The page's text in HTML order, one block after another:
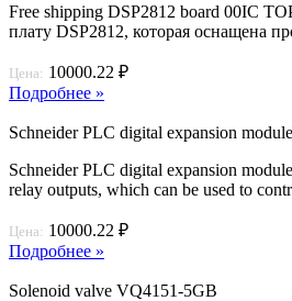
Free shipping DSP2812 board 00IC
плату DSP2812, которая оснащена
Цена: 10000.22 ₽
Подробнее »
Schneider PLC digital expansion
Schneider PLC digital expansion
relay outputs, which can be used to
Цена: 10000.22 ₽
Подробнее »
Solenoid valve VQ4151-5GB